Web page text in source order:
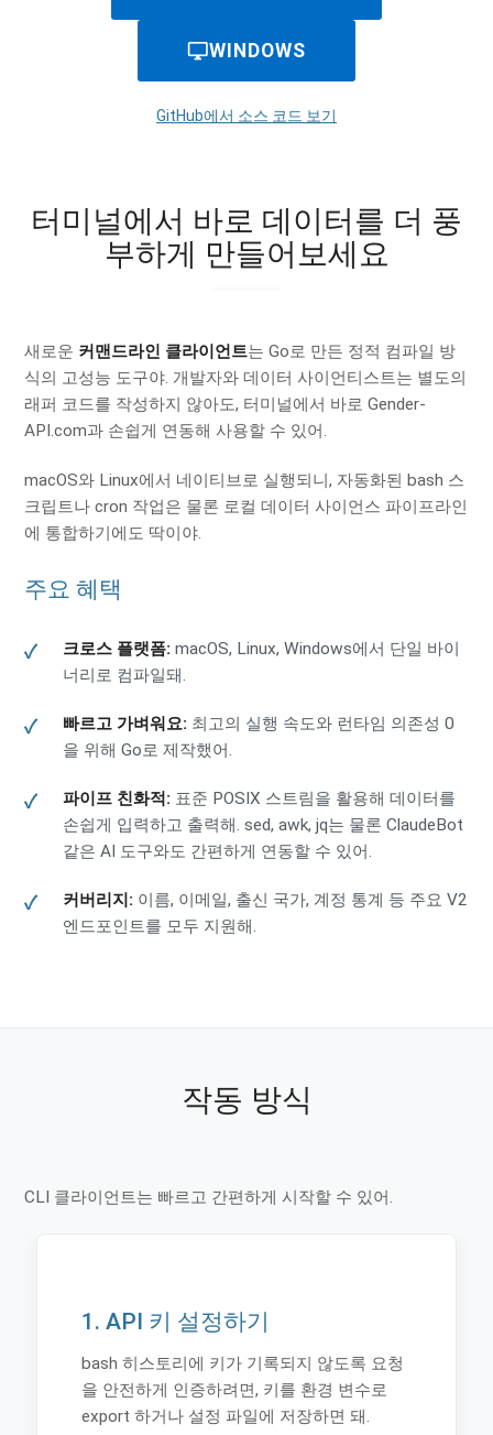
desktop_windowsWINDOWS
GitHub에서 소스 코드 보기
터미널에서 바로 데이터를 더 풍
부하게 만들어보세요
새로운 커맨드라인 클라이언트는 Go로 만든 정적 컴파일 방
식의 고성능 도구야. 개발자와 데이터 사이언티스트는 별도의
래퍼 코드를 작성하지 않아도, 터미널에서 바로 Gender-
API.com과 손쉽게 연동해 사용할 수 있어.
macOS와 Linux에서 네이티브로 실행되니, 자동화된 bash 스
크립트나 cron 작업은 물론 로컬 데이터 사이언스 파이프라인
에 통합하기에도 딱이야.
주요 혜택
크로스 플랫폼: macOS, Linux, Windows에서 단일 바이
너리로 컴파일돼.
빠르고 가벼워요: 최고의 실행 속도와 런타임 의존성 0
을 위해 Go로 제작했어.
파이프 친화적: 표준 POSIX 스트림을 활용해 데이터를
손쉽게 입력하고 출력해. sed, awk, jq는 물론 ClaudeBot
같은 AI 도구와도 간편하게 연동할 수 있어.
커버리지: 이름, 이메일, 출신 국가, 계정 통계 등 주요 V2
엔드포인트를 모두 지원해.
작동 방식
CLI 클라이언트는 빠르고 간편하게 시작할 수 있어.
1. API 키 설정하기
bash 히스토리에 키가 기록되지 않도록 요청
을 안전하게 인증하려면, 키를 환경 변수로
export 하거나 설정 파일에 저장하면 돼.